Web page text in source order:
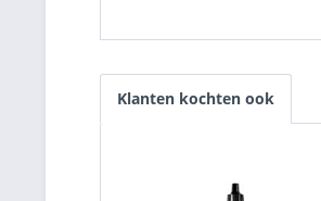
Klanten kochten ook